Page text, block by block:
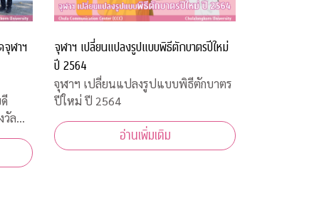
จุฬาฯ
วัล
ลาก
การ
จุฬาฯ เปลี่ยนแปลงรูปแบบพิธีตักบาตรปีใหม่
ปี 2564
จุฬาฯ เปลี่ยนแปลงรูปแบบพิธีตักบาตร
ปีใหม่ ปี 2564
อ่านเพิ่มเติม